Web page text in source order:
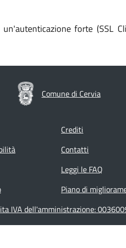
forte (SSL
Comune di Cervia
Crediti
Contatti
Leggi le FAQ
Piano di
IVA dell'amministrazione: